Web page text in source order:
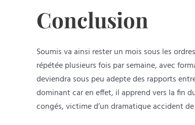
Conclusion
Soumis va ainsi rester un mois sous les
répétée plusieurs fois par semaine, avec
deviendra sous peu adepte des rapports
dominant car en effet, il apprend vers la fin
congés, victime d’un dramatique accident